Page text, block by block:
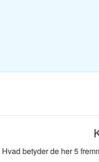
Hvad betyder de her 5